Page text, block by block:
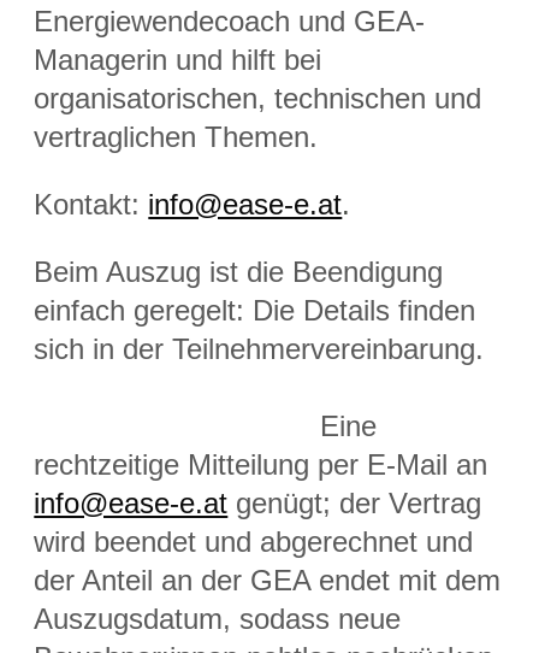
Energiewendecoach und GEA-
Managerin und hilft bei
organisatorischen, technischen und
vertraglichen Themen.
Kontakt: info@ease-e.at.
Beim Auszug ist die Beendigung
einfach geregelt: Die Details finden
sich in der Teilnehmervereinbarung.
Eine
rechtzeitige Mitteilung per E-Mail an
info@ease-e.at genügt; der Vertrag
wird beendet und abgerechnet und
der Anteil an der GEA endet mit dem
Auszugsdatum, sodass neue